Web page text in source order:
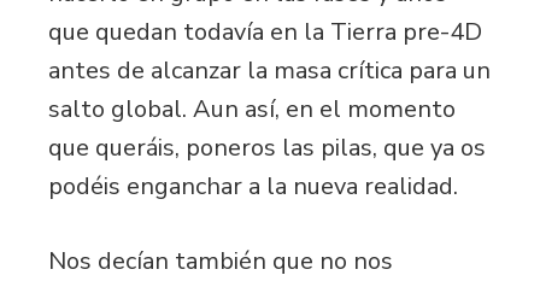
que quedan todavía en la Tierra pre-4D
antes de alcanzar la masa crítica para un
salto global. Aun así, en el momento
que queráis, poneros las pilas, que ya os
podéis enganchar a la nueva realidad.
Nos decían también que no nos